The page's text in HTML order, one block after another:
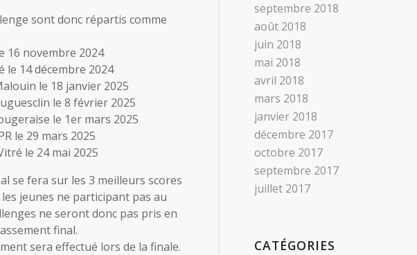
sont donc répartis comme
16 novembre 2024
le 14 décembre 2024
le 18 janvier 2025
le 8 février 2025
le 1er mars 2025
le 29 mars 2025
le 24 mai 2025
se fera sur les 3 meilleurs scores
jeunes ne participant pas au
ne seront donc pas pris en
final.
sera effectué lors de la finale.
septembre 2018
août 2018
juin 2018
mai 2018
avril 2018
mars 2018
janvier 2018
décembre 2017
octobre 2017
septembre 2017
juillet 2017
CATÉGORIES